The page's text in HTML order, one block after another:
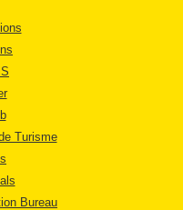
Turisme
Bureau